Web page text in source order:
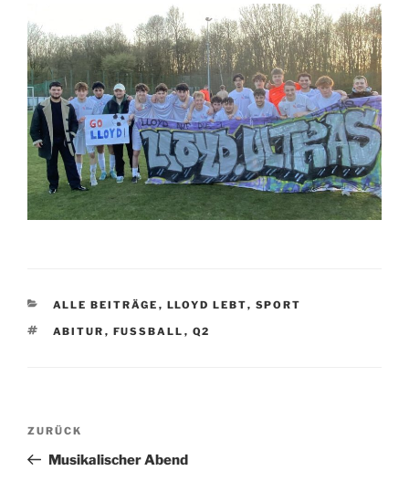
KATEGORIEN
ALLE BEITRÄGE , LLOYD LEBT, SPORT
SCHLAGWÖRTER
ABITUR , FUSSBALL , Q2
Beitragsnavigation
Vorheriger
Beitrag
ZURÜCK
Musikalischer Abend